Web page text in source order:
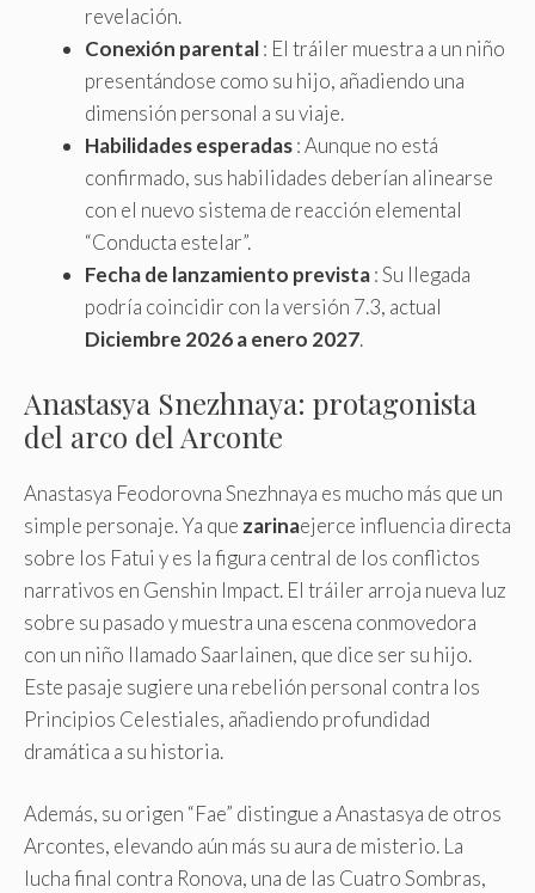
revelación.
Conexión parental: El tráiler muestra a un niño
presentándose como su hijo, añadiendo una
dimensión personal a su viaje.
Habilidades esperadas: Aunque no está
confirmado, sus habilidades deberían alinearse
con el nuevo sistema de reacción elemental
“Conducta estelar”.
Fecha de lanzamiento prevista: Su llegada
podría coincidir con la versión 7.3, actual
Diciembre 2026 a enero 2027.
Anastasya Snezhnaya: protagonista
del arco del Arconte
Anastasya Feodorovna Snezhnaya es mucho más que un
simple personaje. Ya que zarinaejerce influencia directa
sobre los Fatui y es la figura central de los conflictos
narrativos en Genshin Impact. El tráiler arroja nueva luz
sobre su pasado y muestra una escena conmovedora
con un niño llamado Saarlainen, que dice ser su hijo.
Este pasaje sugiere una rebelión personal contra los
Principios Celestiales, añadiendo profundidad
dramática a su historia.
Además, su origen “Fae” distingue a Anastasya de otros
Arcontes, elevando aún más su aura de misterio. La
lucha final contra Ronova, una de las Cuatro Sombras,